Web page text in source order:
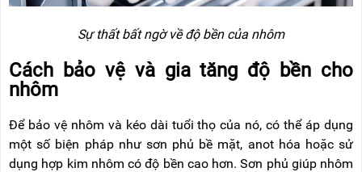
Sự thất bất ngờ về độ bền của nhôm
Cách bảo vệ và gia tăng độ bền cho
nhôm
Để bảo vệ nhôm và kéo dài tuổi thọ của nó, có thể áp dụng
một số biện pháp như sơn phủ bề mặt, anot hóa hoặc sử
dụng hợp kim nhôm có độ bền cao hơn. Sơn phủ giúp nhôm